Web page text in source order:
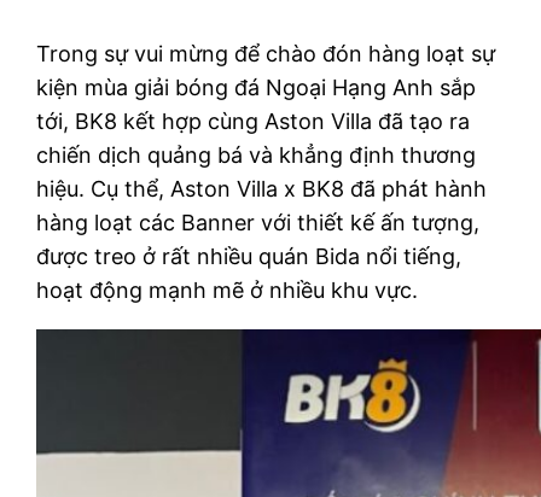
Trong sự vui mừng để chào đón hàng loạt sự
kiện mùa giải bóng đá Ngoại Hạng Anh sắp
tới, BK8 kết hợp cùng Aston Villa đã tạo ra
chiến dịch quảng bá và khẳng định thương
hiệu. Cụ thể, Aston Villa x BK8 đã phát hành
hàng loạt các Banner với thiết kế ấn tượng,
được treo ở rất nhiều quán Bida nổi tiếng,
hoạt động mạnh mẽ ở nhiều khu vực.